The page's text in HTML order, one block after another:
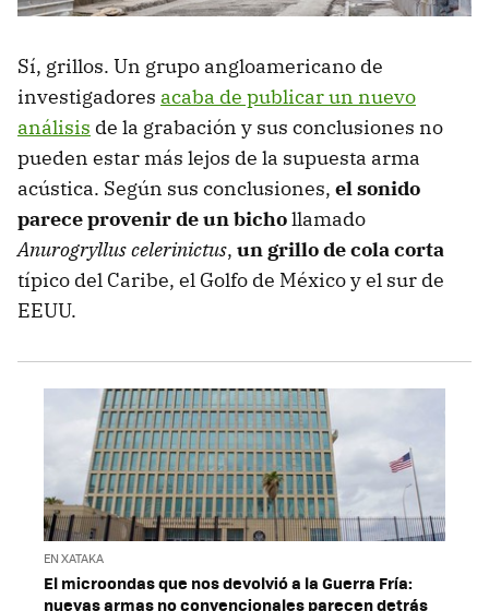
Sí, grillos. Un grupo angloamericano de
investigadores acaba de publicar un nuevo
análisis de la grabación y sus conclusiones no
pueden estar más lejos de la supuesta arma
acústica. Según sus conclusiones, el sonido
parece provenir de un bichollamado
Anurogryllus celerinictus, un grillo de cola corta
típico del Caribe, el Golfo de México y el sur de
EEUU.
EN XATAKA
El microondas que nos devolvió a la Guerra Fría:
nuevas armas no convencionales parecen detrás